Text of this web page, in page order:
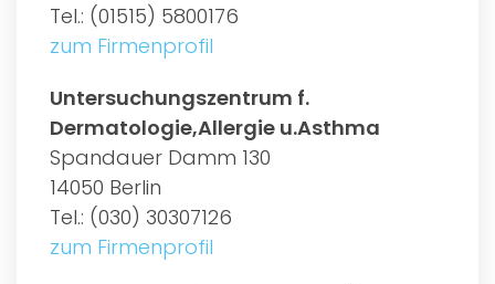
Tel.: (01515) 5800176
zum Firmenprofil
Untersuchungszentrum f.
Dermatologie,Allergie u.Asthma
Spandauer Damm 130
14050 Berlin
Tel.: (030) 30307126
zum Firmenprofil